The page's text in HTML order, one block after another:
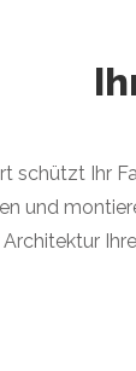
schützt Ihr
und